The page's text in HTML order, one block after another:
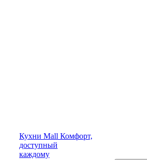
Кухни Mall Комфорт,
доступный
каждому